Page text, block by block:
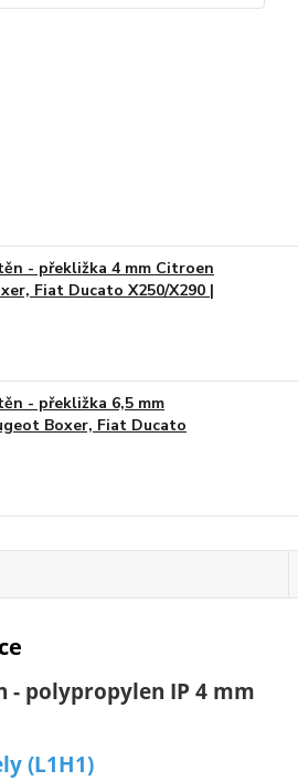
- překližka 4 mm Citroen
Fiat Ducato X250/X290 |
- překližka 6,5 mm
Boxer, Fiat Ducato
- polypropylen IP 4 mm
(L1H1)